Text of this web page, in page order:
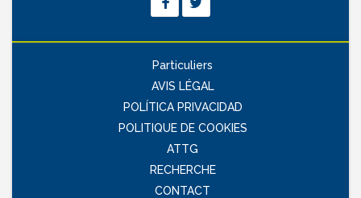
Particuliers
AVIS LÉGAL
POLÍTICA PRIVACIDAD
POLITIQUE DE COOKIES
ATTG
RECHERCHE
CONTACT